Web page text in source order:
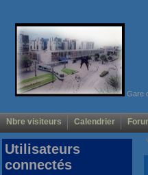
Gare
Nbre visiteurs Calendrier
Utilisateurs
connectés